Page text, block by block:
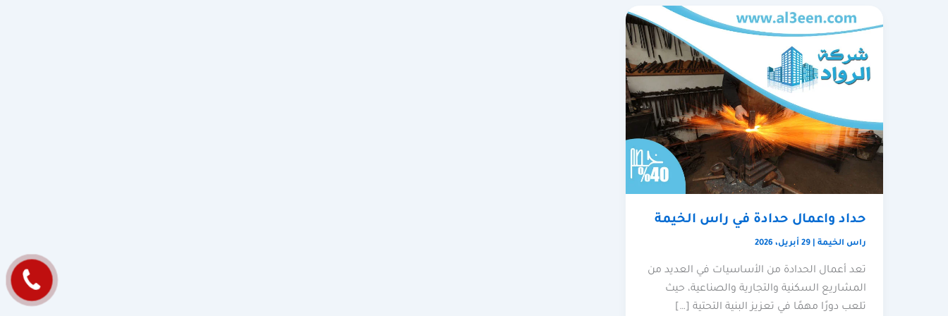
حداد واعمال حدادة في راس الخيمة
راس الخيمة 29 أبريل، 2026
تعد أعمال الحدادة من الأساسيات في العديد من
المشاريع السكنية والتجارية والصناعية، حيث
تلعب دورًا مهمًا في تعزيز البنية التحتية […]